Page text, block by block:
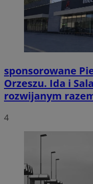
sponsorowane
Orzeszu. Ida i
rozwijanym
4